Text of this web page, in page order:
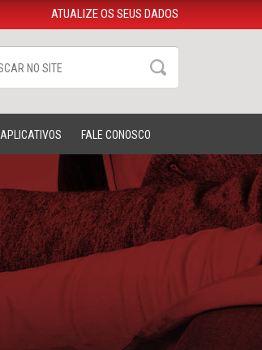
ATUALIZE OS SEUS DADOS
APLICATIVOS FALE CONOSCO